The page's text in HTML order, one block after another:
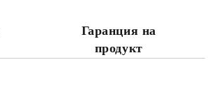
Гаранция на
продукт